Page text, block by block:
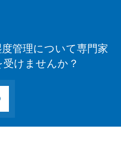
管理について専門家
けませんか？